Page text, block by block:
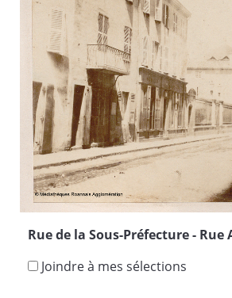
Rue de la Sous-Préfecture - Rue
Joindre à mes sélections